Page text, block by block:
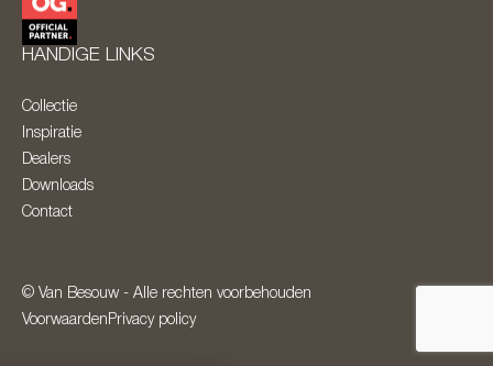
HANDIGE LINKS
Collectie
Inspiratie
Dealers
Downloads
Contact
© Van Besouw - Alle rechten voorbehouden
Voorwaarden Privacy policy